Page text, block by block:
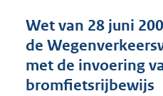
Wet van 28 juni
de
met de invoering
bromfietsrijbewijs